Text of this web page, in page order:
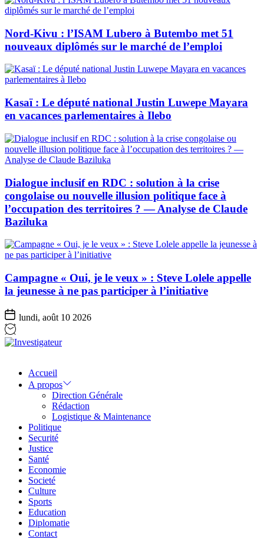
Nord-Kivu : l’ISAM Lubero à Butembo met 51
nouveaux diplômés sur le marché de l’emploi
Kasaï : Le député national Justin Luwepe Mayara
en vacances parlementaires à Ilebo
Dialogue inclusif en RDC : solution à la crise
congolaise ou nouvelle illusion politique face à
l’occupation des territoires ? — Analyse de Claude
Baziluka
Campagne « Oui, je le veux » : Steve Lolele appelle
la jeunesse à ne pas participer à l’initiative
lundi, août 10 2026
Accueil
A propos
Direction Générale
Rédaction
Logistique & Maintenance
Politique
Securité
Justice
Santé
Economie
Societé
Culture
Sports
Education
Diplomatie
Contact